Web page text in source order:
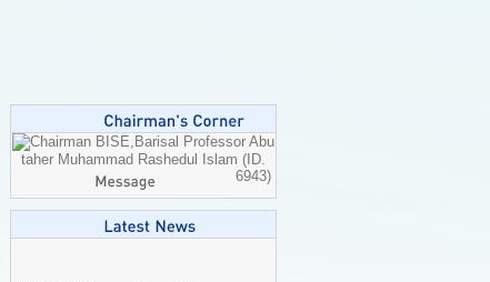
Professor Abu
taher Muhammad Rashedul Islam (ID.
6943)